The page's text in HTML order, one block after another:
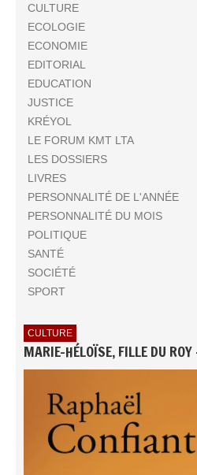
CULTURE
ECOLOGIE
ECONOMIE
EDITORIAL
EDUCATION
JUSTICE
KRÉYOL
LE FORUM KMT LTA
LES DOSSIERS
LIVRES
PERSONNALITÉ DE L'ANNÉE
PERSONNALITÉ DU MOIS
POLITIQUE
SANTÉ
SOCIÉTÉ
SPORT
CULTURE
MARIE-HÉLOÏSE, FILLE DU